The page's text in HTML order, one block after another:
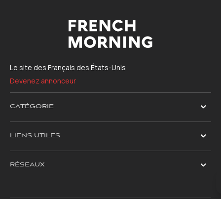
Le site des Français des États-Unis
Devenez annonceur
CATÉGORIE
LIENS UTILES
RÉSEAUX